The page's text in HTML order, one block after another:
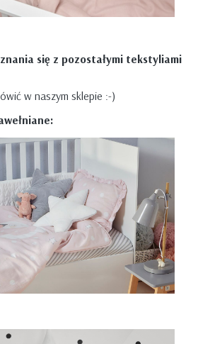
się z pozostałymi tekstyliami
w naszym sklepie :-)